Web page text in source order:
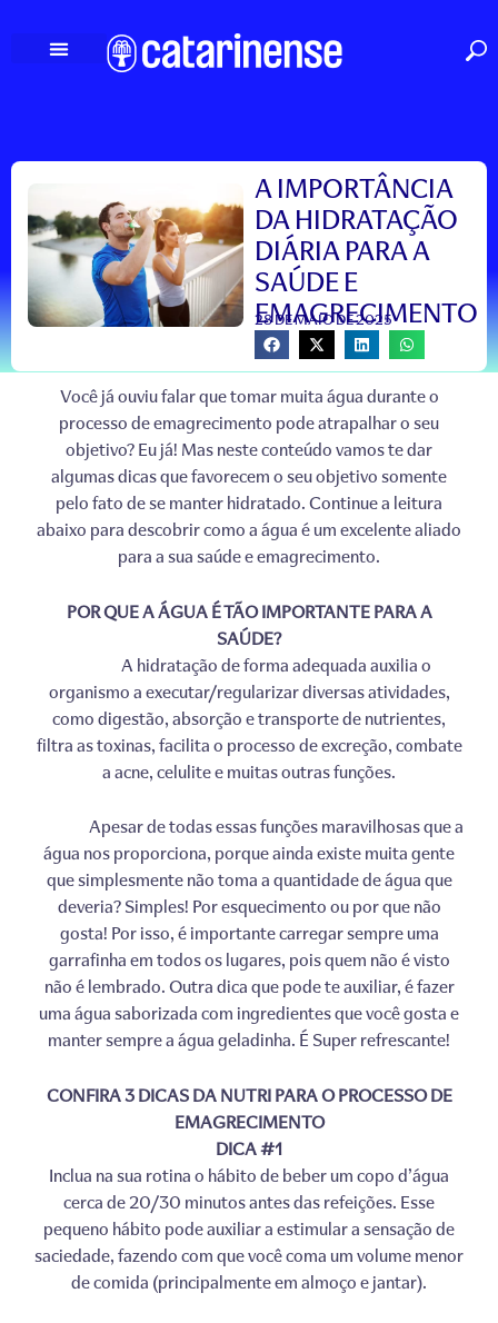
A IMPORTÂNCIA
DA HIDRATAÇÃO
DIÁRIA PARA A
SAÚDE E
EMAGRECIMENTO
28 DE MAIO DE 2025
Você já ouviu falar que tomar muita água durante o
processo de emagrecimento pode atrapalhar o seu
objetivo? Eu já! Mas neste conteúdo vamos te dar
algumas dicas que favorecem o seu objetivo somente
pelo fato de se manter hidratado. Continue a leitura
abaixo para descobrir como a água é um excelente aliado
para a sua saúde e emagrecimento.
POR QUE A ÁGUA É TÃO IMPORTANTE PARA A
SAÚDE?
A hidratação de forma adequada auxilia o
organismo a executar/regularizar diversas atividades,
como digestão, absorção e transporte de nutrientes,
filtra as toxinas, facilita o processo de excreção, combate
a acne, celulite e muitas outras funções.
Apesar de todas essas funções maravilhosas que a
água nos proporciona, porque ainda existe muita gente
que simplesmente não toma a quantidade de água que
deveria? Simples! Por esquecimento ou por que não
gosta! Por isso, é importante carregar sempre uma
garrafinha em todos os lugares, pois quem não é visto
não é lembrado. Outra dica que pode te auxiliar, é fazer
uma água saborizada com ingredientes que você gosta e
manter sempre a água geladinha. É Super refrescante!
CONFIRA 3 DICAS DA NUTRI PARA O PROCESSO DE
EMAGRECIMENTO
DICA #1
Inclua na sua rotina o hábito de beber um copo d’água
cerca de 20/30 minutos antes das refeições. Esse
pequeno hábito pode auxiliar a estimular a sensação de
saciedade, fazendo com que você coma um volume menor
de comida (principalmente em almoço e jantar).